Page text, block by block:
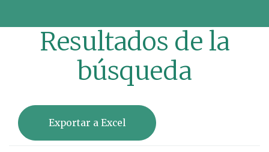
Resultados de la
búsqueda
Exportar a Excel